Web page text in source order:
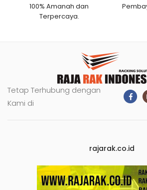
100% Amanah dan
Terpercaya.
Tetap Terhubung dengan
Kami di
rajarak.co.id